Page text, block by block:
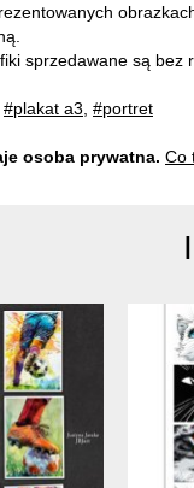
sprzedawane są bez
#plakat a3 #portret
osoba prywatna. Co